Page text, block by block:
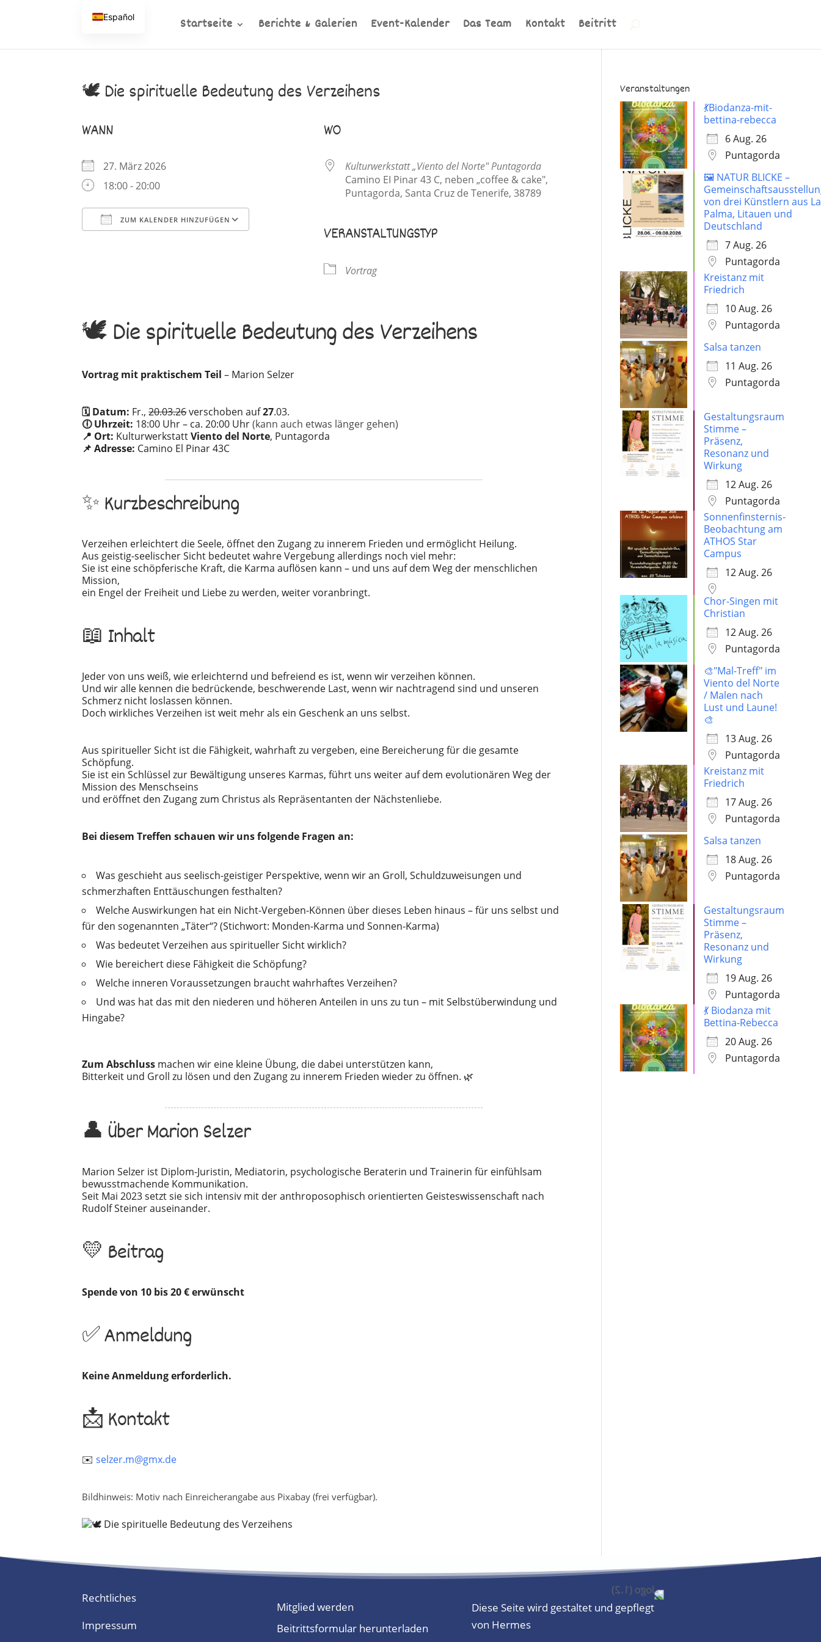
Startseite Berichte & Galerien Event-Kalender Das Team Kontakt Beitritt
🕊️ Die spirituelle Bedeutung des Verzeihens
WANN
27. März 2026
18:00 - 20:00
ZUM KALENDER HINZUFÜGEN
WO
Kulturwerkstatt „Viento del Norte" Puntagorda
Camino EI Pinar 43 C, neben „coffee & cake",
Puntagorda, Santa Cruz de Tenerife, 38789
VERANSTALTUNGSTYP
Vortrag
🕊️ Die spirituelle Bedeutung des Verzeihens
Vortrag mit praktischem Teil – Marion Selzer
🗓️ Datum: Fr.,20.03.26verschoben auf27.03.
🕕 Uhrzeit: 18:00 Uhr – ca. 20:00 Uhr(kann auch etwas länger gehen)
📍 Ort: KulturwerkstattViento del Norte, Puntagorda
📌 Adresse: Camino El Pinar 43C
✨ Kurzbeschreibung
Verzeihen erleichtert die Seele, öffnet den Zugang zu innerem Frieden und ermöglicht Heilung.
Aus geistig-seelischer Sicht bedeutet wahre Vergebung allerdings noch viel mehr:
Sie ist eine schöpferische Kraft, die Karma auflösen kann – und uns auf dem Weg der menschlichen
Mission,
ein Engel der Freiheit und Liebe zu werden, weiter voranbringt.
📖 Inhalt
Jeder von uns weiß, wie erleichternd und befreiend es ist, wenn wir verzeihen können.
Und wir alle kennen die bedrückende, beschwerende Last, wenn wir nachtragend sind und unseren
Schmerz nicht loslassen können.
Doch wirkliches Verzeihen ist weit mehr als ein Geschenk an uns selbst.
Aus spiritueller Sicht ist die Fähigkeit, wahrhaft zu vergeben, eine Bereicherung für die gesamte
Schöpfung.
Sie ist ein Schlüssel zur Bewältigung unseres Karmas, führt uns weiter auf dem evolutionären Weg der
Mission des Menschseins
und eröffnet den Zugang zum Christus als Repräsentanten der Nächstenliebe.
Bei diesem Treffen schauen wir uns folgende Fragen an:
Was geschieht aus seelisch-geistiger Perspektive, wenn wir an Groll, Schuldzuweisungen und
schmerzhaften Enttäuschungen festhalten?
Welche Auswirkungen hat ein Nicht-Vergeben-Können über dieses Leben hinaus – für uns selbst und
für den sogenannten „Täter“? (Stichwort: Monden-Karma und Sonnen-Karma)
Was bedeutet Verzeihen aus spiritueller Sicht wirklich?
Wie bereichert diese Fähigkeit die Schöpfung?
Welche inneren Voraussetzungen braucht wahrhaftes Verzeihen?
Und was hat das mit den niederen und höheren Anteilen in uns zu tun – mit Selbstüberwindung und
Hingabe?
Zum Abschluss machen wir eine kleine Übung, die dabei unterstützen kann,
Bitterkeit und Groll zu lösen und den Zugang zu innerem Frieden wieder zu öffnen. 🌿
👤 Über Marion Selzer
Marion Selzer ist Diplom-Juristin, Mediatorin, psychologische Beraterin und Trainerin für einfühlsam
bewusstmachende Kommunikation.
Seit Mai 2023 setzt sie sich intensiv mit der anthroposophisch orientierten Geisteswissenschaft nach
Rudolf Steiner auseinander.
💛 Beitrag
Spende von 10 bis 20 € erwünscht
✅ Anmeldung
Keine Anmeldung erforderlich.
📩 Kontakt
✉️selzer.m@gmx.de
Bildhinweis: Motiv nach Einreicherangabe aus Pixabay (frei verfügbar).
Veranstaltungen
💃Biodanza-mit-
bettina-rebecca
6 Aug. 26
Puntagorda
🖼️ NATUR BLICKE –
von drei Künstlern aus La
Palma, Litauen und
Deutschland
7 Aug. 26
Puntagorda
Kreistanz mit
Friedrich
10 Aug. 26
Puntagorda
Salsa tanzen
11 Aug. 26
Puntagorda
Gestaltungsraum
Stimme –
Präsenz,
Resonanz und
Wirkung
12 Aug. 26
Puntagorda
Sonnenfinsternis-
Beobachtung am
ATHOS Star
Campus
12 Aug. 26
Chor-Singen mit
Christian
12 Aug. 26
Puntagorda
🎨"Mal-Treff" im
Viento del Norte
/ Malen nach
Lust und Laune!
🎨
13 Aug. 26
Puntagorda
Kreistanz mit
Friedrich
17 Aug. 26
Puntagorda
Salsa tanzen
18 Aug. 26
Puntagorda
Gestaltungsraum
Stimme –
Präsenz,
Resonanz und
Wirkung
19 Aug. 26
Puntagorda
💃 Biodanza mit
Bettina-Rebecca
20 Aug. 26
Puntagorda
Rechtliches
Impressum
Mitglied werden
Beitrittsformular herunterladen
Diese Seite wird gestaltet und gepflegt
von Hermes
Español